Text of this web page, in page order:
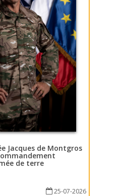
Jacques de Montgros
de terre
25-07-2026